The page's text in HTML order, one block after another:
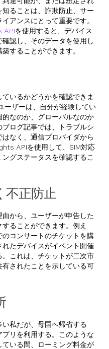
ることは、詐欺防止、サー
アンスにとって重要です。
APIを使用すると、デバイス
認し、そのデータを使用し
することができます。
いるかどうかを確認できま
ーザーは、自分が経験してい
なのか、グローバルなのか
ログ記事では、トラブルシ
なく、通信プロバイダから
APIを使用して、SIM対応
グステータスを確認するこ
不正防止
から、ユーザーが申告した
ることができます。例え
コンサートのチケットを購
たデバイスがイベント開催
これは、チケットが二次市
されたことを示している可
私だが、母国へ帰省する
リを利用する。このような
いる間、ローミング料金が